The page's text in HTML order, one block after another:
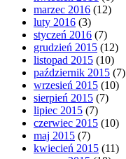
marzec 2016 (12)
luty 2016 (3)
styczeń 2016 (7)
grudzień 2015 (12)
listopad 2015 (10)
październik 2015 (7)
wrzesień 2015 (10)
sierpień 2015 (7)
lipiec 2015 (7)
czerwiec 2015 (10)
maj 2015 (7)
kwiecień 2015 (11)